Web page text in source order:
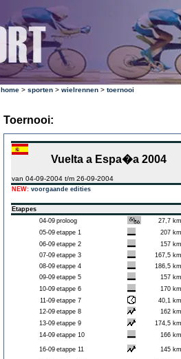
home > sporten > wielrennen > toernooi
Toernooi:
Vuelta a Espa�a 2004
van 04-09-2004 t/m 26-09-2004
NEW: voorgaande edities
Etappes
04-09 proloog
27,7 km
05-09 etappe 1
207 km
06-09 etappe 2
157 km
07-09 etappe 3
167,5 km
08-09 etappe 4
186,5 km
09-09 etappe 5
157 km
10-09 etappe 6
170 km
11-09 etappe 7
40,1 km
12-09 etappe 8
162 km
13-09 etappe 9
174,5 km
14-09 etappe 10 166 km
16-09 etappe 11 145 km